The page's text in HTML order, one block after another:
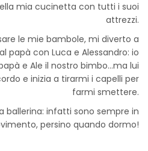
mia cucinetta con tutti i suoi
attrezzi.
le mie bambole, mi diverto a
papà con Luca e Alessandro: io
e Ale il nostro bimbo…ma lui
e inizia a tirarmi i capelli per
farmi smettere.
ballerina: infatti sono sempre in
persino quando dormo!